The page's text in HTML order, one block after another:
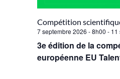
7 septembre 2026 - 8h00 - 11
3e édition de la
européenne EU
Compétition